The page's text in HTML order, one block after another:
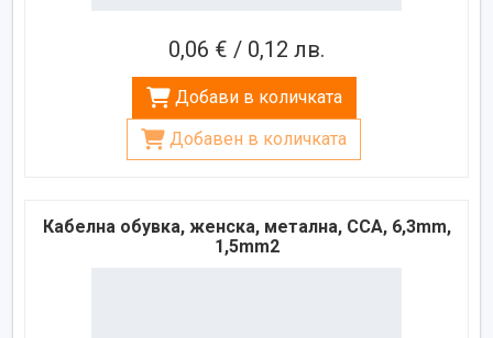
0,06 € / 0,12 лв.
Добави в количката
Добавен в количката
Кабелна обувка, женска, метална, CCA, 6,3mm,
1,5mm2